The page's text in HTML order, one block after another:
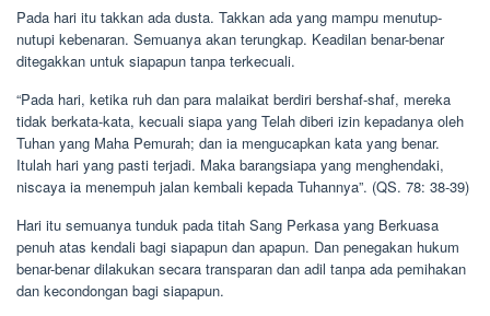
Pada hari itu takkan ada dusta. Takkan ada yang mampu menutup-
nutupi kebenaran. Semuanya akan terungkap. Keadilan benar-benar
ditegakkan untuk siapapun tanpa terkecuali.
“Pada hari, ketika ruh dan para malaikat berdiri bershaf-shaf, mereka
tidak berkata-kata, kecuali siapa yang Telah diberi izin kepadanya oleh
Tuhan yang Maha Pemurah; dan ia mengucapkan kata yang benar.
Itulah hari yang pasti terjadi. Maka barangsiapa yang menghendaki,
niscaya ia menempuh jalan kembali kepada Tuhannya”. (QS. 78: 38-39)
Hari itu semuanya tunduk pada titah Sang Perkasa yang Berkuasa
penuh atas kendali bagi siapapun dan apapun. Dan penegakan hukum
benar-benar dilakukan secara transparan dan adil tanpa ada pemihakan
dan kecondongan bagi siapapun.